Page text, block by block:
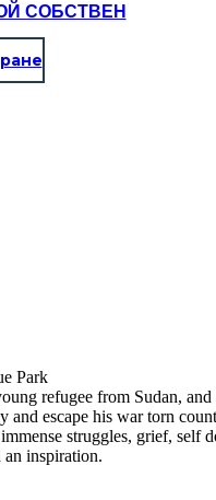
СОБСТВЕН
Park
refugee from Sudan, and
escape his war torn
struggles, grief, self
an inspiration.